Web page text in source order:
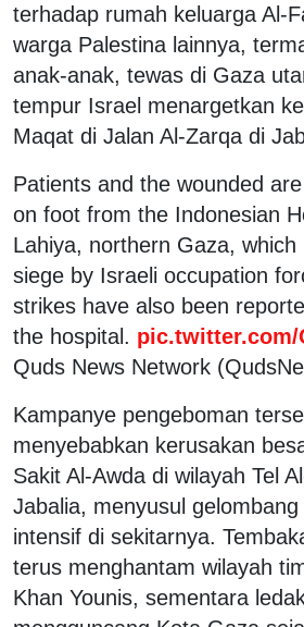
terhadap rumah keluarga Al-
warga Palestina lainnya,
anak-anak, tewas di Gaza
tempur Israel menargetkan
Maqat di Jalan Al-Zarqa di
Patients and the wounded
on foot from the Indonesian
Lahiya, northern Gaza,
siege by Israeli occupation
strikes have also been
the hospital. pic.twitter.com/
Quds News Network
Kampanye pengeboman
menyebabkan kerusakan
Sakit Al-Awda di wilayah Tel
Jabalia, menyusul
intensif di sekitarnya.
terus menghantam wilayah
Khan Younis, sementara